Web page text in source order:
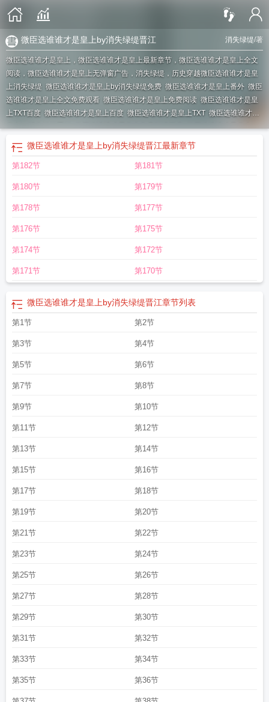
消失绿缇/著
微臣选谁谁才是皇上by消失绿缇晋江
微臣选谁谁才是皇上，微臣选谁谁才是皇上最新章节，微臣选谁谁才是皇上全文
阅读，微臣选谁谁才是皇上无弹窗广告，消失绿缇，历史穿越微臣选谁谁才是皇
上消失绿缇 微臣选谁谁才是皇上by消失绿缇免费 微臣选谁谁才是皇上番外 微臣
选谁谁才是皇上全文免费观看 微臣选谁谁才是皇上免费阅读 微臣选谁谁才是皇
上TXT百度 微臣选谁谁才是皇上百度 微臣选谁谁才是皇上TXT 微臣选谁谁才是
微臣选谁谁才是皇上by消失绿缇晋江最新章节
第182节 第181节
第180节 第179节
第178节 第177节
第176节 第175节
第174节 第172节
第171节 第170节
微臣选谁谁才是皇上by消失绿缇晋江章节列表
第1节 第2节
第3节 第4节
第5节 第6节
第7节 第8节
第9节 第10节
第11节 第12节
第13节 第14节
第15节 第16节
第17节 第18节
第19节 第20节
第21节 第22节
第23节 第24节
第25节 第26节
第27节 第28节
第29节 第30节
第31节 第32节
第33节 第34节
第35节 第36节